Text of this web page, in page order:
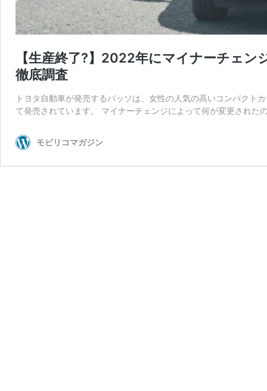
【生産終了?】2022年にマイナーチェ
徹底調査
トヨタ自動車が発売するパッソは、女性の人気の高いコンパク
て発売されています。 マイナーチェンジによって何が変更され
モビリコマガジン